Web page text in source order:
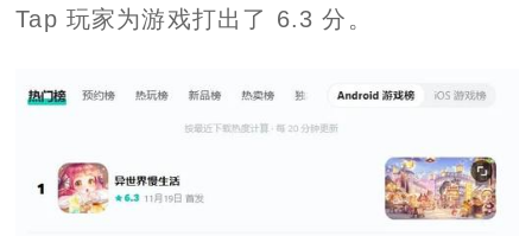
Tap 玩家为游戏打出了 6.3 分。